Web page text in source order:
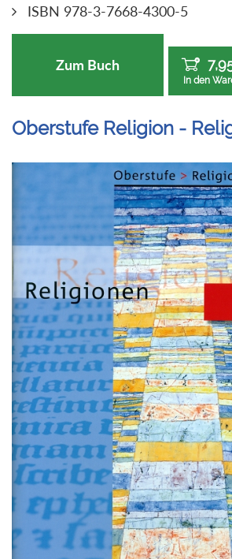
ISBN 978-3-7668-4300-5
Zum Buch
In den
Oberstufe Religion -